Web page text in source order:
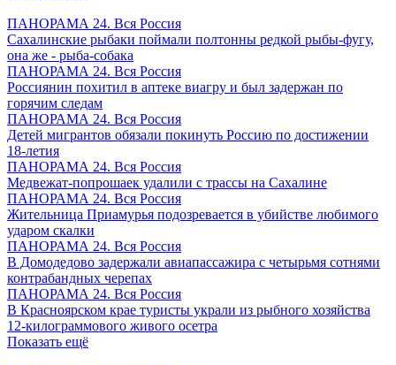
ПАНОРАМА 24. Вся Россия
Сахалинские рыбаки поймали полтонны редкой рыбы-фугу,
она же - рыба-собака
ПАНОРАМА 24. Вся Россия
Россиянин похитил в аптеке виагру и был задержан по
горячим следам
ПАНОРАМА 24. Вся Россия
Детей мигрантов обязали покинуть Россию по достижении
18-летия
ПАНОРАМА 24. Вся Россия
Медвежат-попрошаек удалили с трассы на Сахалине
ПАНОРАМА 24. Вся Россия
Жительница Приамурья подозревается в убийстве любимого
ударом скалки
ПАНОРАМА 24. Вся Россия
В Домодедово задержали авиапассажира с четырьмя сотнями
контрабандных черепах
ПАНОРАМА 24. Вся Россия
В Красноярском крае туристы украли из рыбного хозяйства
12-килограммового живого осетра
Показать ещё